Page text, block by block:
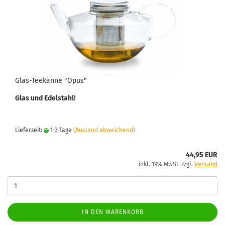
Glas-Teekanne "Opus"
Glas und Edelstahl!
Lieferzeit: 1-3 Tage (Ausland abweichend)
44,95 EUR
inkl. 19% MwSt. zzgl. Versand
IN DEN WARENKORB